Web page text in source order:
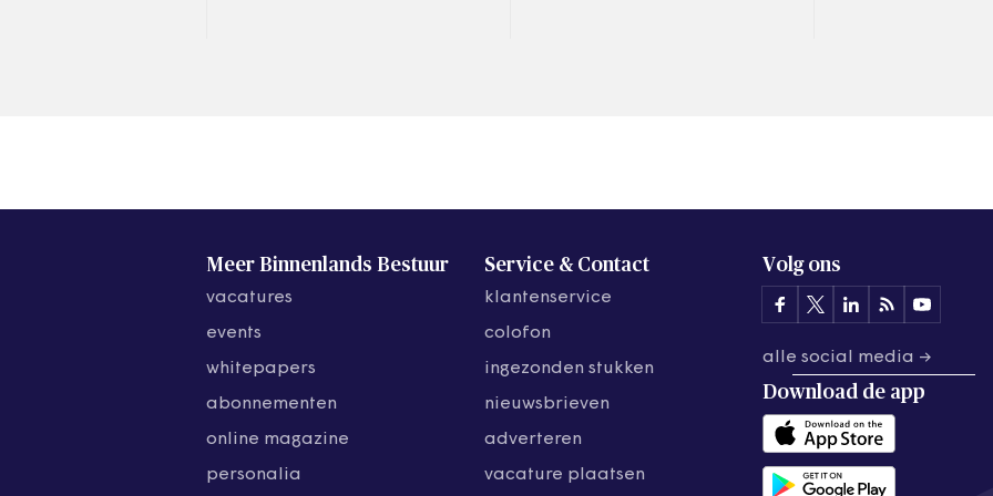
Meer Binnenlands Bestuur
vacatures
events
whitepapers
abonnementen
online magazine
personalia
Service & Contact
klantenservice
colofon
ingezonden stukken
nieuwsbrieven
adverteren
vacature plaatsen
Volg ons
alle social media →
Download de app